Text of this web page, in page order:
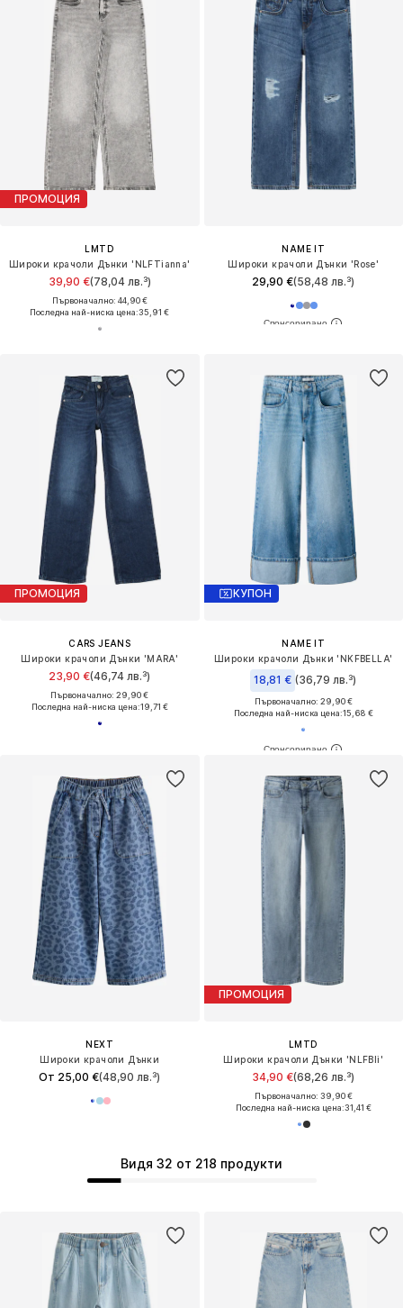
ПРОМОЦИЯ
LMTD
Широки крачоли Дънки 'NLFTianna'
39,90 €(78,04 лв.³)
Първоначално: 44,90 €
Последна най-ниска цена:35,91 €
NAME IT
Широки крачоли Дънки 'Rose'
29,90 €(58,48 лв.³)
ПРОМОЦИЯ
CARS JEANS
Широки крачоли Дънки 'MARA'
23,90 €(46,74 лв.³)
Първоначално: 29,90 €
Последна най-ниска цена:19,71 €
КУПОН
NAME IT
Широки крачоли Дънки 'NKFBELLA'
18,81 € (36,79 лв.³)
Първоначално: 29,90 €
Последна най-ниска цена:15,68 €
NEXT
Широки крачоли Дънки
От 25,00 €(48,90 лв.³)
ПРОМОЦИЯ
LMTD
Широки крачоли Дънки 'NLFBli'
34,90 €(68,26 лв.³)
Първоначално: 39,90 €
Последна най-ниска цена:31,41 €
Видя 32 от 218 продукти